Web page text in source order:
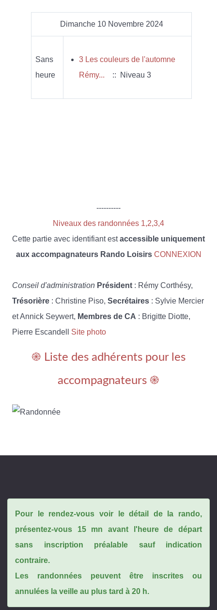
Dimanche 10 Novembre 2024
Sans
heure
3 Les couleurs de l'automne
Rémy...
:: Niveau 3
----------
Niveaux des randonnées 1,2,3,4
Cette partie avec identifiant estaccessible uniquement
aux accompagnateurs Rando Loisirs CONNEXION
Conseil d'administration Président : Rémy Corthésy,
Trésorière : Christine Piso, Secrétaires : Sylvie Mercier
et Annick Seywert, Membres de CA : Brigitte Diotte,
Pierre Escandell Site photo
֎ Liste des adhérents pour les
accompagnateurs ֎
Pour le rendez-vous voir le détail de la rando,
présentez-vous 15 mn avant l'heure de départ
sans inscription préalable sauf indication
contraire.
Les randonnées peuvent être inscrites ou
annulées la veille au plus tard à 20 h.